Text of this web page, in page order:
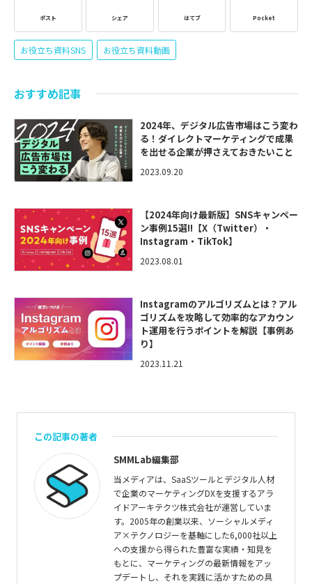
ポスト シェア はてブ Pocket
お役立ち資料SNS お役立ち資料動画
おすすめ記事
2024年、デジタル広告市場はこう変わ
る！ダイレクトマーケティングで成果
を出せる企業が押さえておきたいこと
2023.09.20
【2024年向け最新版】SNSキャンペー
ン事例15選!!【X（Twitter）・
Instagram・TikTok】
2023.08.01
Instagramのアルゴリズムとは？アル
ゴリズムを攻略して効率的なアカウン
ト運用を行うポイントを解説【事例あ
り】
2023.11.21
この記事の著者
SMMLab編集部
当メディアは、SaaSツールとデジタル人材
で企業のマーケティングDXを支援するアラ
イドアーキテクツ株式会社が運営していま
す。2005年の創業以来、ソーシャルメディ
ア×テクノロジーを基軸にした6,000社以上
への支援から得られた豊富な実績・知見を
もとに、マーケティングの最新情報をアッ
プデートし、それを実践に活かすための具